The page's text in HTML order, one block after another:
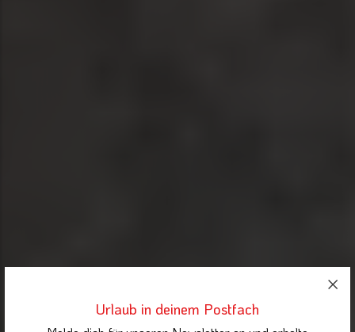
Urlaub in deinem Postfach